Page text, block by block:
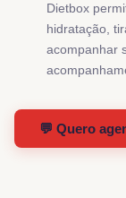
Dietbox
hidratação,
acompanhar
💬 Quero